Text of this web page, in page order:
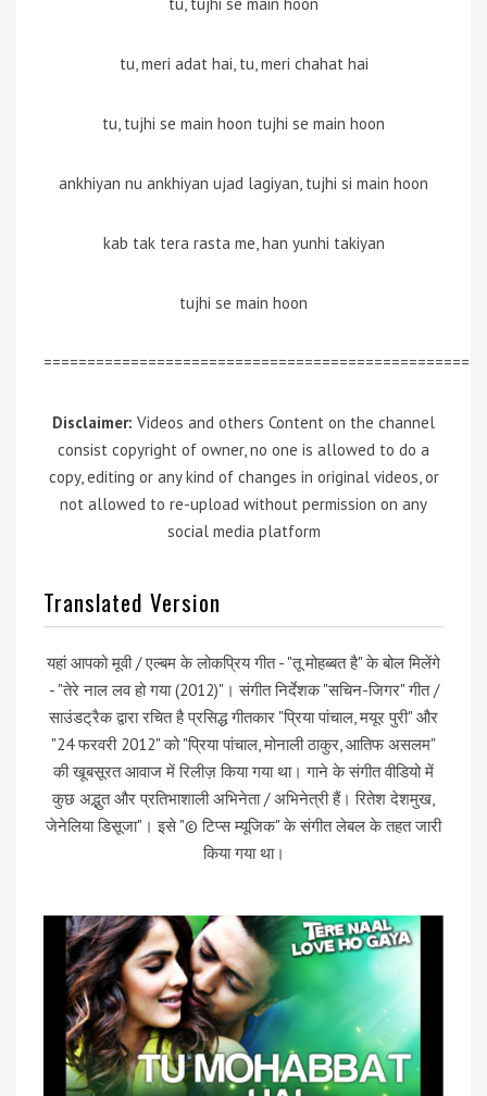
tu, meri adat hai, tu, meri chahat hai
tu, tujhi se main hoon tujhi se main hoon
ankhiyan nu ankhiyan ujad lagiyan, tujhi si main hoon
kab tak tera rasta me, han yunhi takiyan
tujhi se main hoon
=================================================
Disclaimer: Videos and others Content on the channel
consist copyright of owner, no one is allowed to do a
copy, editing or any kind of changes in original videos, or
not allowed to re-upload without permission on any
social media platform
Translated Version
यहां आपको मूवी / एल्बम के लोकप्रिय गीत - "तू मोहब्बत है" के बोल मिलेंगे
- "तेरे नाल लव हो गया (2012)"। संगीत निर्देशक "सचिन-जिगर" गीत /
साउंडट्रैक द्वारा रचित है प्रसिद्ध गीतकार "प्रिया पांचाल, मयूर पुरी" और
"24 फरवरी 2012" को "प्रिया पांचाल, मोनाली ठाकुर, आतिफ असलम"
की खूबसूरत आवाज में रिलीज़ किया गया था। गाने के संगीत वीडियो में
कुछ अद्भुत और प्रतिभाशाली अभिनेता / अभिनेत्री हैं। रितेश देशमुख,
जेनेलिया डिसूजा"। इसे "© टिप्स म्यूजिक" के संगीत लेबल के तहत जारी
किया गया था।